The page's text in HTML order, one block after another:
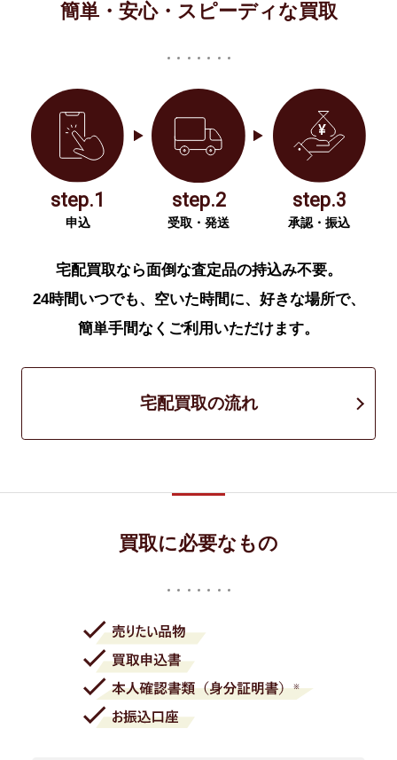
簡単・安心・スピーディな買取
step.1
申込
step.2
受取・発送
step.3
承認・振込
宅配買取なら面倒な査定品の持込み不要。
24時間いつでも、空いた時間に、好きな場所で、
簡単手間なくご利用いただけます。
宅配買取の流れ
買取に必要なもの